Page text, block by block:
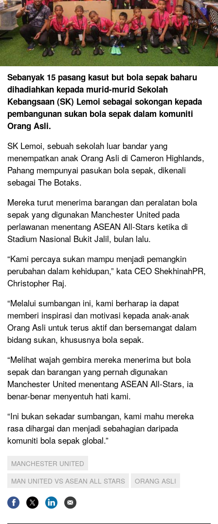
Sebanyak 15 pasang kasut but bola sepak baharu
dihadiahkan kepada murid-murid Sekolah
Kebangsaan (SK) Lemoi sebagai sokongan kepada
pembangunan sukan bola sepak dalam komuniti
Orang Asli.
SK Lemoi, sebuah sekolah luar bandar yang
menempatkan anak Orang Asli di Cameron Highlands,
Pahang mempunyai pasukan bola sepak, dikenali
sebagai The Botaks.
Mereka turut menerima barangan dan peralatan bola
sepak yang digunakan Manchester United pada
perlawanan menentang ASEAN All-Stars ketika di
Stadium Nasional Bukit Jalil, bulan lalu.
“Kami percaya sukan mampu menjadi pemangkin
perubahan dalam kehidupan,” kata CEO ShekhinahPR,
Christopher Raj.
“Melalui sumbangan ini, kami berharap ia dapat
memberi inspirasi dan motivasi kepada anak-anak
Orang Asli untuk terus aktif dan bersemangat dalam
bidang sukan, khususnya bola sepak.
“Melihat wajah gembira mereka menerima but bola
sepak dan barangan yang pernah digunakan
Manchester United menentang ASEAN All-Stars, ia
benar-benar menyentuh hati kami.
“Ini bukan sekadar sumbangan, kami mahu mereka
rasa dihargai dan menjadi sebahagian daripada
komuniti bola sepak global.”
MANCHESTER UNITED
MAN UNITED VS ASEAN ALL STARS
ORANG ASLI